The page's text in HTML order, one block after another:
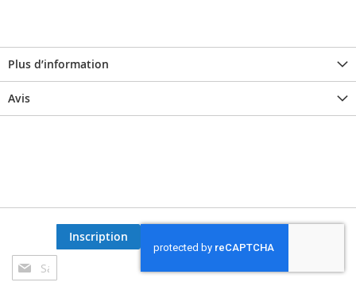
Plus d’information
Avis
Inscription
à
Inscription